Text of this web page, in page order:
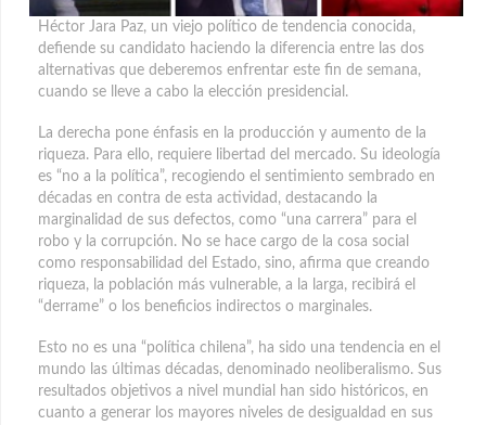
Héctor Jara Paz, un viejo político de tendencia conocida,
defiende su candidato haciendo la diferencia entre las dos
alternativas que deberemos enfrentar este fin de semana,
cuando se lleve a cabo la elección presidencial.
La derecha pone énfasis en la producción y aumento de la
riqueza. Para ello, requiere libertad del mercado. Su ideología
es “no a la política”, recogiendo el sentimiento sembrado en
décadas en contra de esta actividad, destacando la
marginalidad de sus defectos, como “una carrera” para el
robo y la corrupción. No se hace cargo de la cosa social
como responsabilidad del Estado, sino, afirma que creando
riqueza, la población más vulnerable, a la larga, recibirá el
“derrame” o los beneficios indirectos o marginales.
Esto no es una “política chilena”, ha sido una tendencia en el
mundo las últimas décadas, denominado neoliberalismo. Sus
resultados objetivos a nivel mundial han sido históricos, en
cuanto a generar los mayores niveles de desigualdad en sus